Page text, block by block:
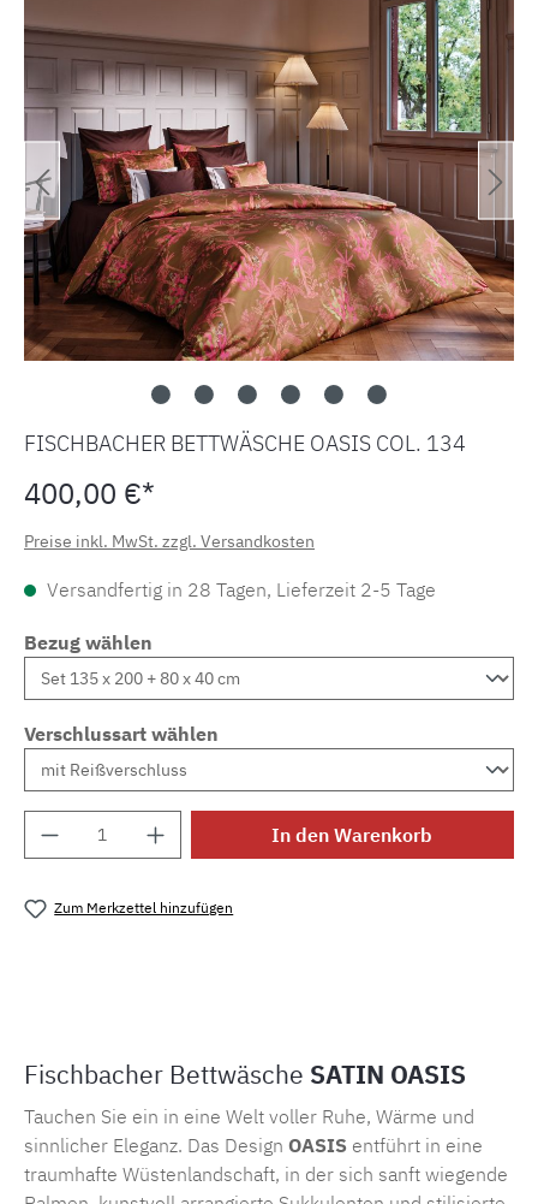
FISCHBACHER BETTWÄSCHE OASIS COL. 134
400,00 €*
Preise inkl. MwSt. zzgl. Versandkosten
Versandfertig in 28 Tagen, Lieferzeit 2-5 Tage
Bezug wählen
Verschlussart wählen
Produkt Anzahl: Gib den gewünschten
In den Warenkorb
Zum Merkzettel hinzufügen
Fischbacher Bettwäsche SATIN OASIS
Tauchen Sie ein in eine Welt voller Ruhe, Wärme und
sinnlicher Eleganz. Das Design OASIS entführt in eine
traumhafte Wüstenlandschaft, in der sich sanft wiegende